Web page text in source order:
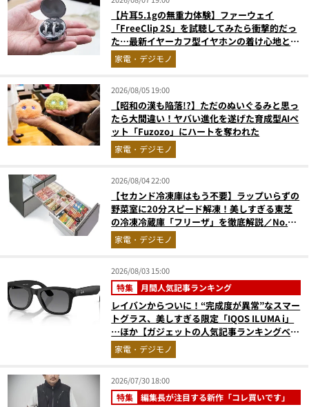
【片耳5.1gの無重力体験】ファーウェイ
「FreeClip 2S」を試聴してみたら衝撃的だっ
た…最新イヤーカフ型イヤホンの着け心地とAI
技術に感動
家電・デジモノ
2026/08/05 19:00
【昭和の漢も陥落!?】ただのぬいぐるみと思っ
たら大間違い！ヤバい進化を遂げた育成型AIペ
ット「Fuzozo」にハートを奪われた
家電・デジモノ
2026/08/04 22:00
【セカンド冷凍庫はもう不要】ラップいらずの
野菜室に20分スピード解凍！美しすぎる東芝
の冷凍冷蔵庫「フリーザ」を徹底解説／No.1
モノ雑誌編集長が選ぶ『センスがいい家電』
Vol.10
家電・デジモノ
2026/08/03 15:00
特集 月間人気記事ランキング
レイバンからついに！“完成度が異常”なスマー
トグラス、美しすぎる限定「IQOS ILUMA i」
…ほか【ガジェットの人気記事ランキングベス
ト3】（2026年6月版）
家電・デジモノ
2026/07/30 18:00
特集 編集長が注目する新作「コレ買いです」